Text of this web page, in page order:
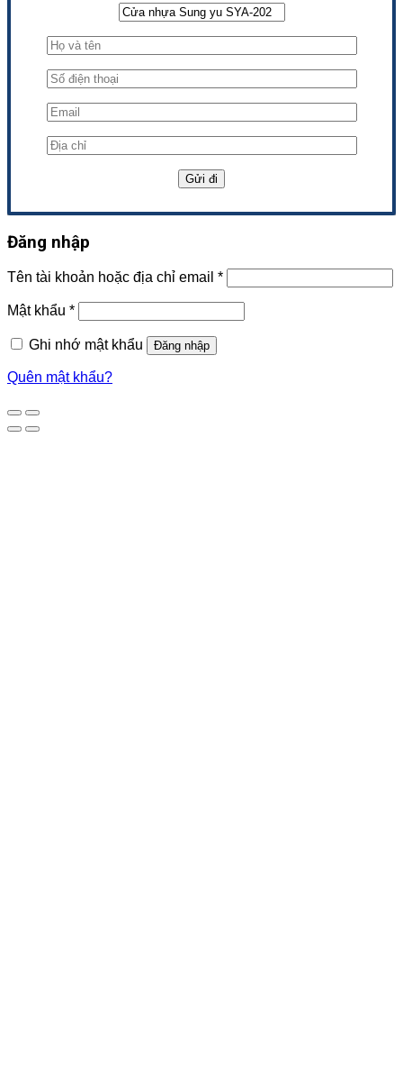
Đăng nhập
Tên tài khoản hoặc địa chỉ email *
Mật khẩu *
Ghi nhớ mật khẩu Đăng nhập
Quên mật khẩu?